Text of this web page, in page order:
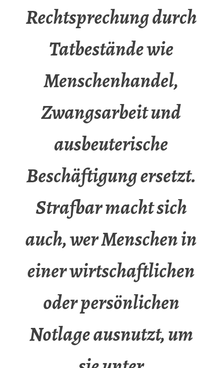
Rechtsprechung durch
Tatbestände wie
Menschenhandel,
Zwangsarbeit und
ausbeuterische
Beschäftigung ersetzt.
Strafbar macht sich
auch, wer Menschen in
einer wirtschaftlichen
oder persönlichen
Notlage ausnutzt, um